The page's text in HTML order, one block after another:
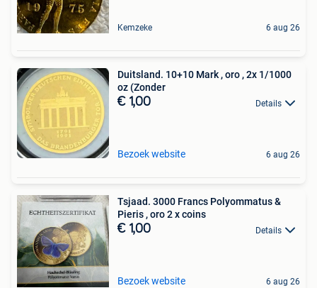
Kemzeke 6 aug 26
Duitsland. 10+10 Mark , oro , 2x 1/1000
oz (Zonder
€ 1,00 Details
Bezoek website 6 aug 26
Tsjaad. 3000 Francs Polyommatus &
Pieris , oro 2 x coins
€ 1,00 Details
Bezoek website 6 aug 26